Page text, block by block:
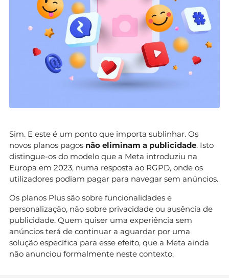
Sim. E este é um ponto que importa sublinhar. Os
novos planos pagos não eliminam a publicidade. Isto
distingue-os do modelo que a Meta introduziu na
Europa em 2023, numa resposta ao RGPD, onde os
utilizadores podiam pagar para navegar sem anúncios.
Os planos Plus são sobre funcionalidades e
personalização, não sobre privacidade ou ausência de
publicidade. Quem quiser uma experiência sem
anúncios terá de continuar a aguardar por uma
solução específica para esse efeito, que a Meta ainda
não anunciou formalmente neste contexto.